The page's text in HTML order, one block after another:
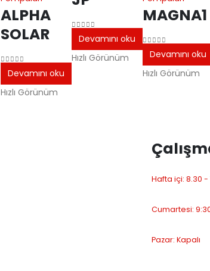
ALPHA
SOLAR
5 üzerinden
Devamını oku
Hızlı Görünüm
5 üzerinden
Devamını oku
Hızlı Görünüm
MAGNA1
5 üzerinden
Devamını oku
Hızlı Görünüm
Hafta içi: 8.30 -
Cumartesi:
Pazar: Kapalı